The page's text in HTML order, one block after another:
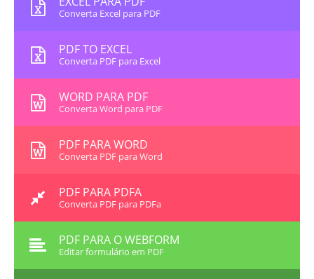
Converta Excel para PDF
PDF TO EXCEL
Converta PDF para Excel
WORD PARA PDF
Converta Word para PDF
PDF PARA WORD
Converta PDF para Word
PDF PARA PDFA
Converta PDF para PDFa
PDF PARA O WEBFORM
Editar formulário em PDF